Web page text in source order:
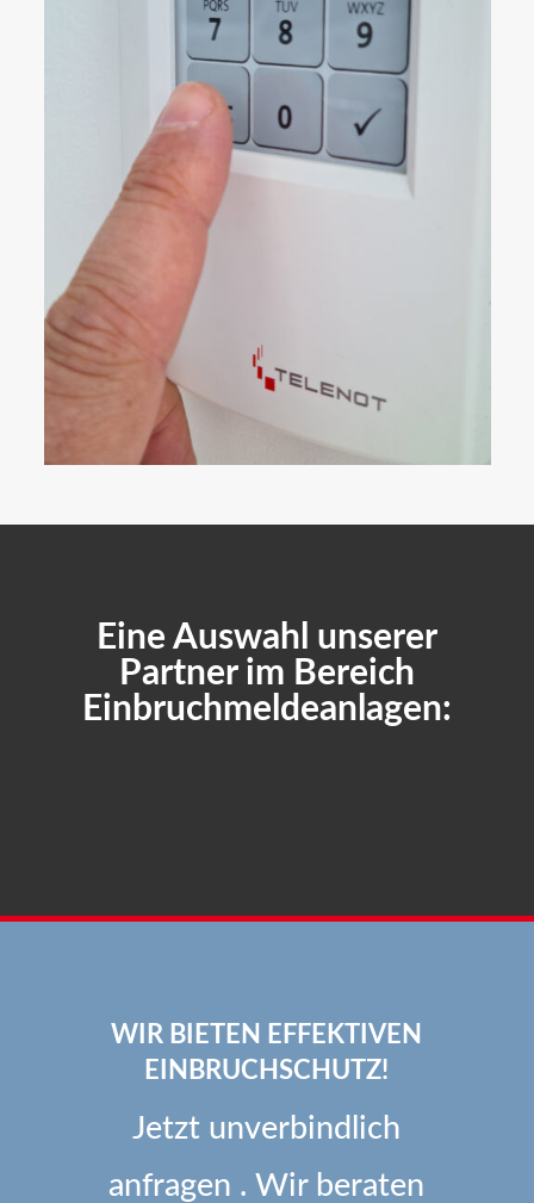
Eine Auswahl unserer
Partner im Bereich
Einbruchmeldeanlagen:
WIR BIETEN EFFEKTIVEN
EINBRUCHSCHUTZ!
Jetzt unverbindlich
anfragen . Wir beraten